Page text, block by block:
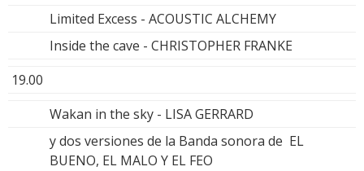
Limited Excess - ACOUSTIC ALCHEMY
Inside the cave - CHRISTOPHER FRANKE
19.00
Wakan in the sky - LISA GERRARD
y dos versiones de la Banda sonora de EL
BUENO, EL MALO Y EL FEO